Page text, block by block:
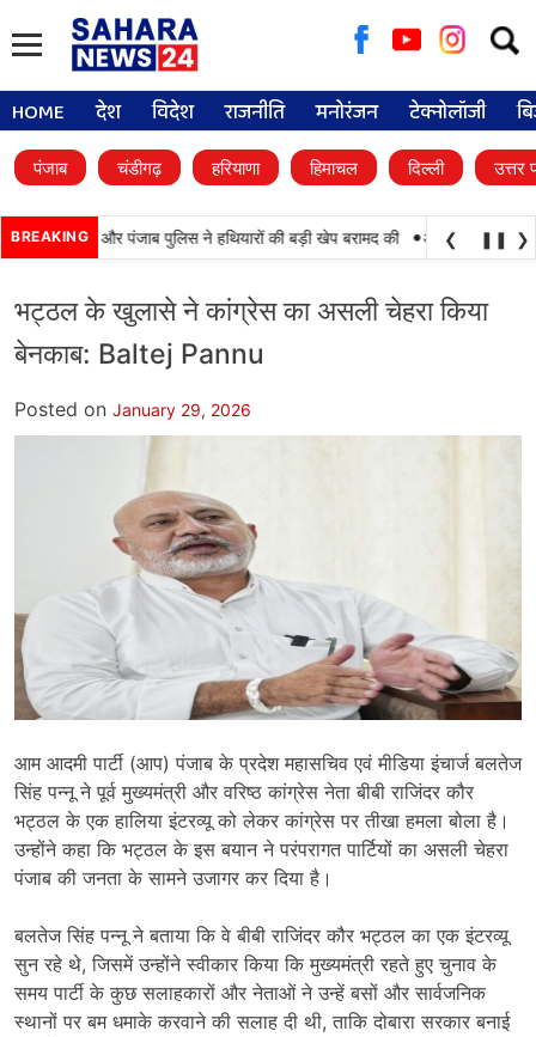
for:
HOME देश विदेश राजनीति मनोरंजन टेक्नोलॉजी
पंजाब चंडीगढ़ हरियाणा हिमाचल दिल्ली उत्तर
BREAKINGBSF और पंजाब पुलिस ने हथियारों की बड़ी खेप बरामद की • अमन अरोड़ा ने
❮ ❚❚ ❯
भट्ठल के खुलासे ने कांग्रेस का असली चेहरा किया
बेनकाब: Baltej Pannu
Posted on January 29, 2026
आम आदमी पार्टी (आप) पंजाब के प्रदेश महासचिव एवं मीडिया इंचार्ज बलतेज
सिंह पन्नू ने पूर्व मुख्यमंत्री और वरिष्ठ कांग्रेस नेता बीबी राजिंदर कौर
भट्ठल के एक हालिया इंटरव्यू को लेकर कांग्रेस पर तीखा हमला बोला है।
उन्होंने कहा कि भट्ठल के इस बयान ने परंपरागत पार्टियों का असली चेहरा
पंजाब की जनता के सामने उजागर कर दिया है।
बलतेज सिंह पन्नू ने बताया कि वे बीबी राजिंदर कौर भट्ठल का एक इंटरव्यू
सुन रहे थे, जिसमें उन्होंने स्वीकार किया कि मुख्यमंत्री रहते हुए चुनाव के
समय पार्टी के कुछ सलाहकारों और नेताओं ने उन्हें बसों और सार्वजनिक
स्थानों पर बम धमाके करवाने की सलाह दी थी, ताकि दोबारा सरकार बनाई